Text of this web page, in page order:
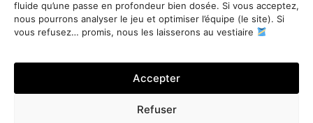
fluide qu’une passe en profondeur bien dosée. Si vous acceptez,
nous pourrons analyser le jeu et optimiser l’équipe (le site). Si
vous refusez… promis, nous les laisserons au vestiaire
Accepter
Refuser
Toutes les actualités
Mentions légales
Je m'inscris